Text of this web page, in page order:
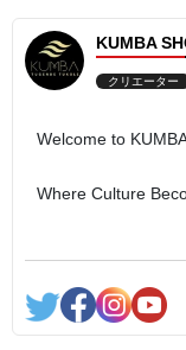
KUMBA
クリエーター
Welcome to
Where Culture
KUMBA SHOP is
It is a collection of
together through